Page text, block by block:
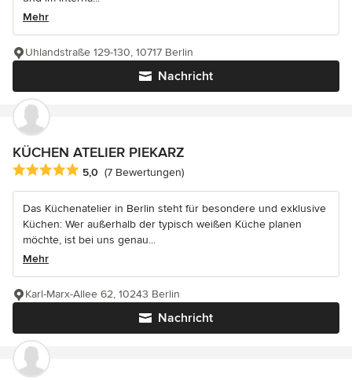
Mehr
Nachricht
Uhlandstraße 129-130, 10717 Berlin
KÜCHEN ATELIER PIEKARZ
Durchschnittliche Bewertung: 5 von 5 Sternen
5,0 (7 Bewertungen)
Das Küchenatelier in Berlin steht für besondere und exklusive
Küchen: Wer außerhalb der typisch weißen Küche planen
möchte, ist bei uns genau...
Mehr
Nachricht
Karl-Marx-Allee 62, 10243 Berlin